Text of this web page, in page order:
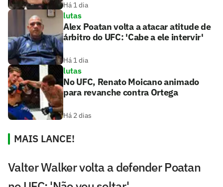
Há 1 dia
lutas
Alex Poatan volta a atacar atitude de
árbitro do UFC: 'Cabe a ele intervir'
Há 1 dia
lutas
No UFC, Renato Moicano animado
para revanche contra Ortega
Há 2 dias
MAIS LANCE!
Valter Walker volta a defender Poatan